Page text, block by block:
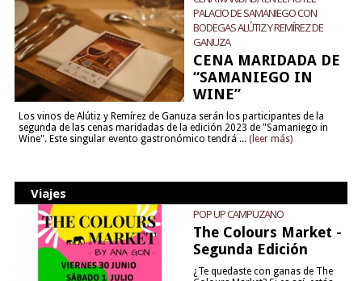
PALACIO DE SAMANIEGO CON
BODEGAS ALÚTIZ Y REMÍREZ DE
GANUZA
CENA MARIDADA DE
“SAMANIEGO IN
WINE”
Los vinos de Alútiz y Remírez de Ganuza serán los participantes de la
segunda de las cenas maridadas de la edición 2023 de "Samaniego in
Wine". Este singular evento gastronómico tendrá ... (leer más)
Viajes
POP UP CAMPUZANO
The Colours Market -
Segunda Edición
¿Te quedaste con ganas de The